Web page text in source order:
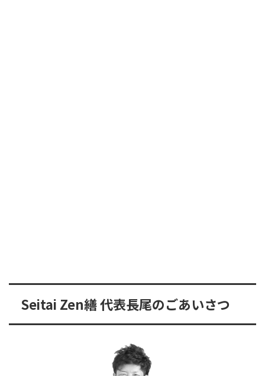
Seitai Zen繕 代表長尾のごあいさつ